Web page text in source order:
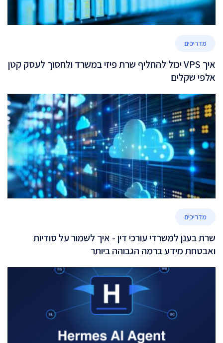
מדריכים
איך VPS יכול להחליף שרת פיזי במשרד ולחסוך לעסק קטן
אלפי שקלים
מדריכים
שרת בענן למשרדי עורכי דין - איך לשמור על סודיות
ואבטחת מידע ברמה הגבוהה ביותר